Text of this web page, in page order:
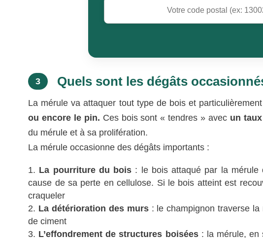
3 Quels sont les dégâts
La mérule va attaquer tout type de bois et
ou encore le pin. Ces bois sont « tendres » avec un
du mérule et à sa prolifération.
La mérule occasionne des dégâts importants :
La pourriture du bois : le bois attaqué par la mérule
cause de sa perte en cellulose. Si le bois atteint est
craqueler
La détérioration des murs : le champignon traverse
de ciment
L’effondrement de structures boisées : la mérule, en